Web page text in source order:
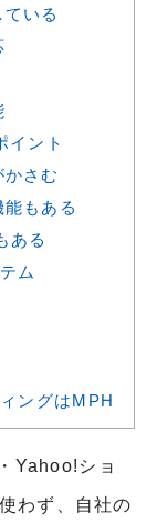
いる
イント
さむ
もある
ある
ム
ングはMPH
Yahoo!ショ
わず、自社の